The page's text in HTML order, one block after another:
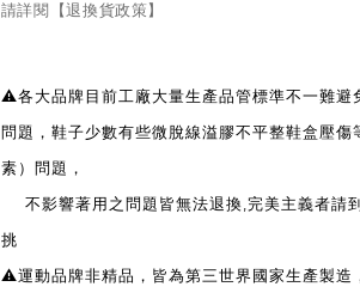
請詳閱【退換貨政策】
⚠️各大品牌目前工廠大量生產品管標準不一難避
問題，鞋子少數有些微脫線溢膠不平整鞋盒壓傷
素）問題，
不影響著用之問題皆無法退換,完美主義者請
挑
⚠️運動品牌非精品，皆為第三世界國家生產製造